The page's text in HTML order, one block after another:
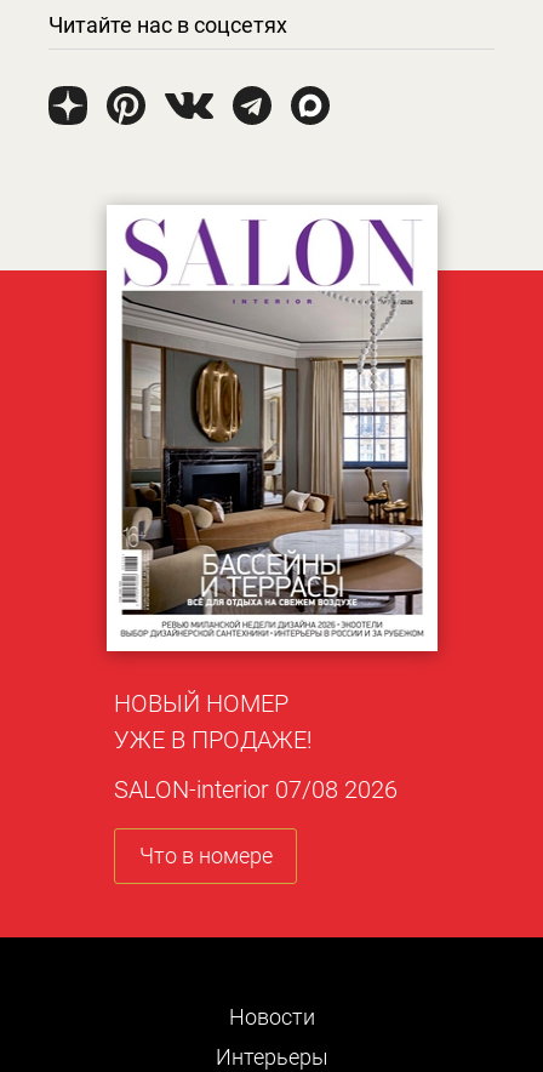
Читайте нас в соцсетях
НОВЫЙ НОМЕР
УЖЕ В ПРОДАЖЕ!
SALON-interior 07/08 2026
Что в номере
Новости
Интерьеры